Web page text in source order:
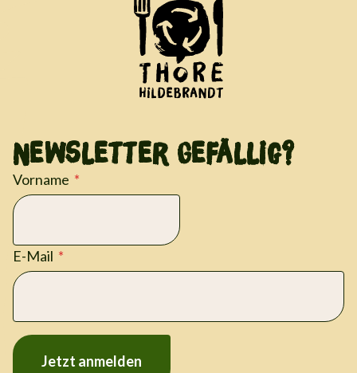
Newsletter Gefällig?
Vorname
E-Mail
Jetzt anmelden